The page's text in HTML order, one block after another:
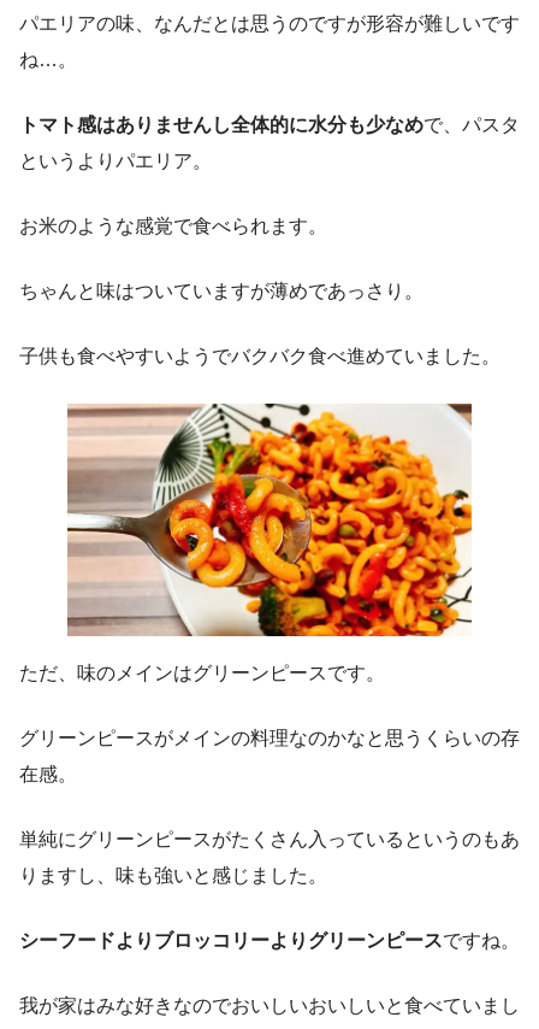
パエリアの味、なんだとは思うのですが形容が難しいです
ね…。
トマト感はありませんし全体的に水分も少なめで、パスタ
というよりパエリア。
お米のような感覚で食べられます。
ちゃんと味はついていますが薄めであっさり。
子供も食べやすいようでバクバク食べ進めていました。
ただ、味のメインはグリーンピースです。
グリーンピースがメインの料理なのかなと思うくらいの存
在感。
単純にグリーンピースがたくさん入っているというのもあ
りますし、味も強いと感じました。
シーフードよりブロッコリーよりグリーンピースですね。
我が家はみな好きなのでおいしいおいしいと食べていまし